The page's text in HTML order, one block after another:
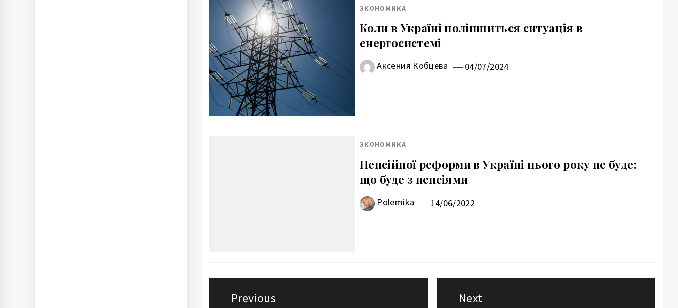
ЭКОНОМИКА
Коли в Україні поліпшиться ситуація в
енергосистемі
Аксения Кобцева 04/07/2024
ЭКОНОМИКА
Пенсійної реформи в Україні цього року не буде:
що буде з пенсіями
Polemika 14/06/2022
Навигация
Previous
Next